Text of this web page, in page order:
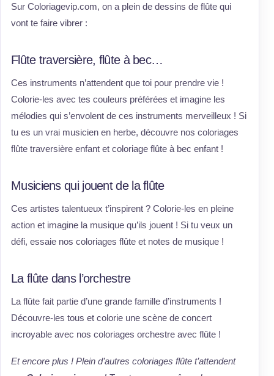
Sur Coloriagevip.com, on a plein de dessins de flûte qui
vont te faire vibrer :
Flûte traversière, flûte à bec…
Ces instruments n’attendent que toi pour prendre vie !
Colorie-les avec tes couleurs préférées et imagine les
mélodies qui s’envolent de ces instruments merveilleux ! Si
tu es un vrai musicien en herbe, découvre nos coloriages
flûte traversière enfant et coloriage flûte à bec enfant !
Musiciens qui jouent de la flûte
Ces artistes talentueux t’inspirent ? Colorie-les en pleine
action et imagine la musique qu’ils jouent ! Si tu veux un
défi, essaie nos coloriages flûte et notes de musique !
La flûte dans l’orchestre
La flûte fait partie d’une grande famille d’instruments !
Découvre-les tous et colorie une scène de concert
incroyable avec nos coloriages orchestre avec flûte !
Et encore plus ! Plein d’autres coloriages flûte t’attendent